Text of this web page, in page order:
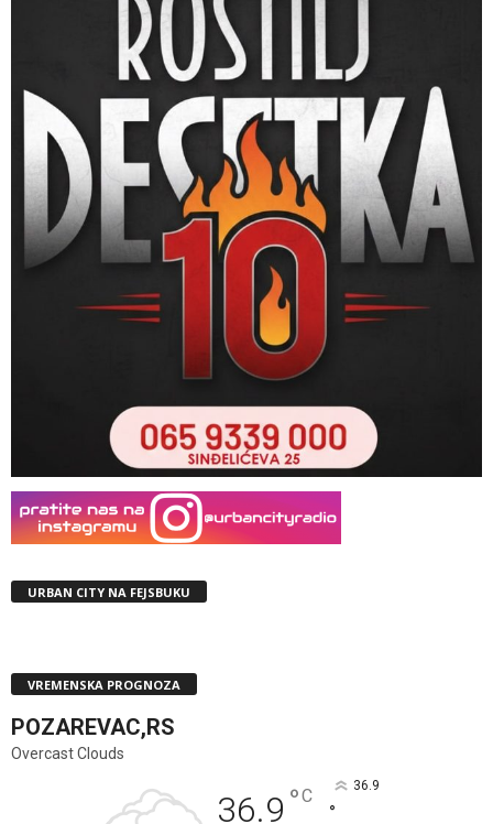
URBAN CITY NA FEJSBUKU
VREMENSKA PROGNOZA
POZAREVAC,RS
Overcast Clouds
36.9 °C 36.9
°